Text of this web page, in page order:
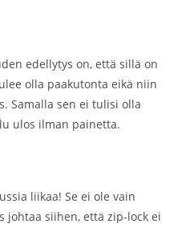
edellytys on, että sillä on
olla paakutonta eikä niin
Samalla sen ei tulisi olla
ulos ilman painetta.
liikaa! Se ei ole vain
johtaa siihen, että zip-lock ei